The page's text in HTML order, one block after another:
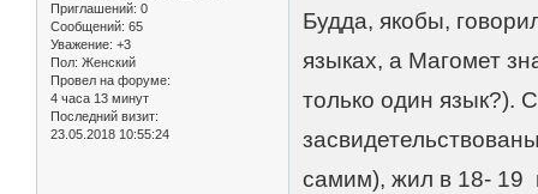
Приглашений: 0
Сообщений: 65
Уважение: +3
Пол: Женский
Провел на форуме:
4 часа 13 минут
Последний визит:
23.05.2018 10:55:24
Будда, якобы,
языках, а Магомет
только один язык?).
самим), жил в 18- 19